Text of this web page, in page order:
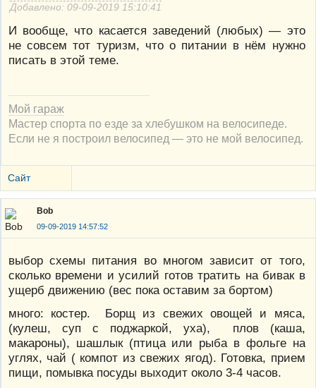
Добавлено: 09-09-2019 15:10:41
И вообще, что касается заведений (любых) — это
не совсем тот туризм, что о питании в нём нужно
писать в этой теме.
Мой гараж
Мастер спорта по езде за хлебушком на велосипеде.
Если не я построил велосипед — это не мой велосипед.
Сайт
Bob
09-09-2019 14:57:52
выбор схемы питания во многом зависит от того,
сколько времени и усилий готов тратить на бивак в
ущерб движению (вес пока оставим за бортом)
много: костер. Борщ из свежих овощей и мяса,
(кулеш, суп с поджаркой, уха), плов (каша,
макароны), шашлык (птица или рыба в фольге на
углях, чай ( компот из свежих ягод). Готовка, прием
пищи, помывка посуды выходит около 3-4 часов.